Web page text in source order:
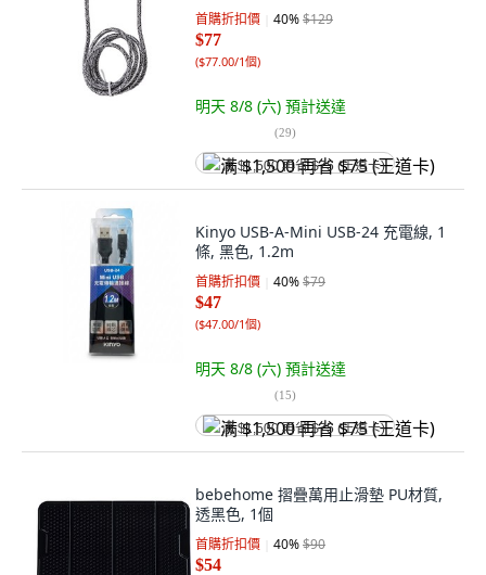
首購折扣價 40%$129
$77
($77.00/1個)
明天 8/8 (六) 預計送達
(29)
满 $1,500 再省 $75 (王道卡)
Kinyo USB-A-Mini USB-24 充電線, 1
條, 黑色, 1.2m
首購折扣價 40%$79
$47
($47.00/1個)
明天 8/8 (六) 預計送達
(15)
满 $1,500 再省 $75 (王道卡)
bebehome 摺疊萬用止滑墊 PU材質,
透黑色, 1個
首購折扣價 40%$90
$54